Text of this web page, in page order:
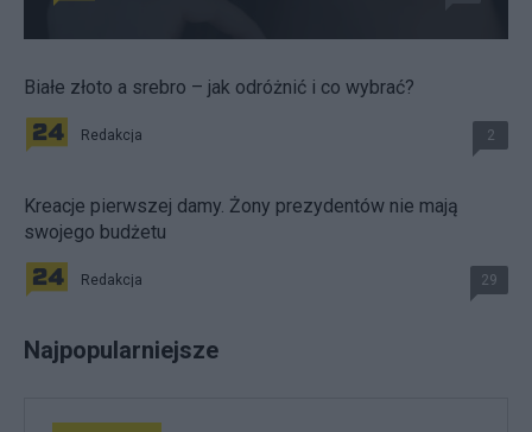
Białe złoto a srebro – jak odróżnić i co wybrać?
Redakcja 2
Kreacje pierwszej damy. Żony prezydentów nie mają
swojego budżetu
Redakcja 29
Najpopularniejsze